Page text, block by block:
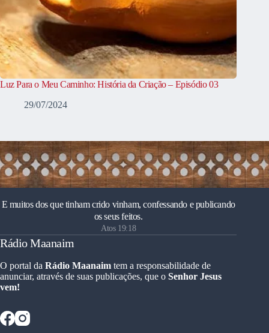
Luz Para o Meu Caminho: História da Criação – Episódio 03
29/07/2024
E muitos dos que tinham crido vinham, confessando e publicando
os seus feitos.
Atos 19:18
Rádio Maanaim
O portal da Rádio Maanaim tem a responsabilidade de
anunciar, através de suas publicações, que o Senhor Jesus
vem!